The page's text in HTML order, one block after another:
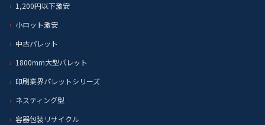
1,200円以下激安
小ロット激安
中古パレット
1800mm大型パレット
印刷業界パレットシリーズ
ネスティング型
容器包装リサイクル